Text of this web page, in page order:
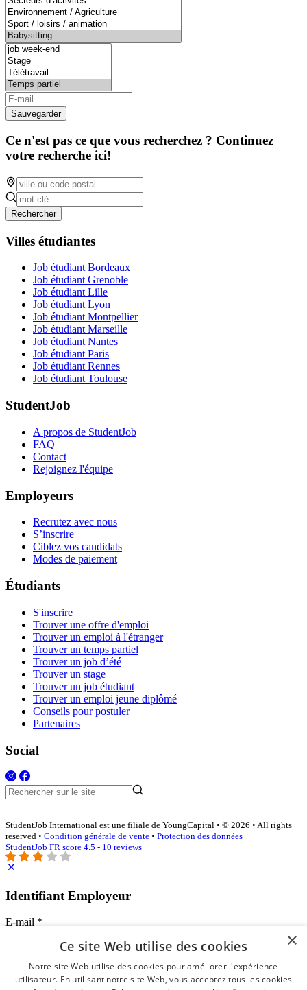
Sauvegarder
Ce n'est pas ce que vous recherchez ? Continuez
votre recherche ici!
Rechercher
Villes étudiantes
Job étudiant Bordeaux
Job étudiant Grenoble
Job étudiant Lille
Job étudiant Lyon
Job étudiant Montpellier
Job étudiant Marseille
Job étudiant Nantes
Job étudiant Paris
Job étudiant Rennes
Job étudiant Toulouse
StudentJob
A propos de StudentJob
FAQ
Contact
Rejoignez l'équipe
Employeurs
Recrutez avec nous
S’inscrire
Ciblez vos candidats
Modes de paiement
Étudiants
S'inscrire
Trouver une offre d'emploi
Trouver un emploi à l'étranger
Trouver un temps partiel
Trouver un job d’été
Trouver un stage
Trouver un job étudiant
Trouver un emploi jeune diplômé
Conseils pour postuler
Partenaires
Social
StudentJob International est une filiale de YoungCapital • © 2026 • All rights
reserved • Condition générale de vente • Protection des données
StudentJob FR score 4.5 - 10 reviews
Identifiant Employeur
E-mail *
Mot de passe
se souvenir de moi
×
Ce site Web utilise des cookies
Notre site Web utilise des cookies pour améliorer l'expérience
utilisateur. En utilisant notre site Web, vous acceptez tous les cookies